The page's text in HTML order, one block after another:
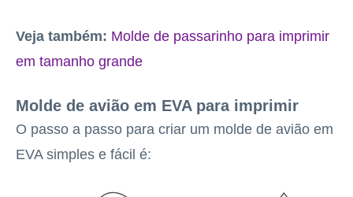
Veja também: Molde de passarinho para imprimir
em tamanho grande
Molde de avião em EVA para imprimir
O passo a passo para criar um molde de avião em
EVA simples e fácil é: